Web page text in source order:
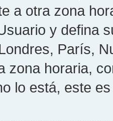
a otra zona
y defina
París,
zona horaria,
lo está, este